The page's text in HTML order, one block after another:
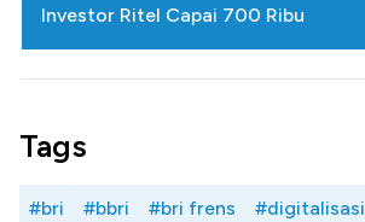
Investor Ritel Capai 700 Ribu
Tags
#bri #bbri #bri frens #digitalisasi